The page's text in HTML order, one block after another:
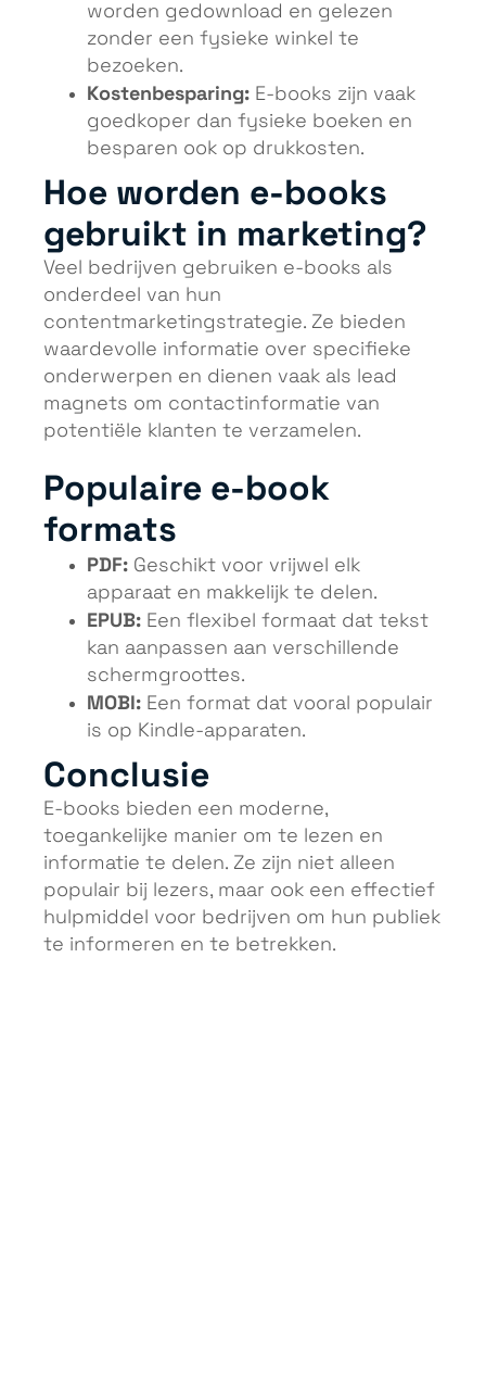
worden gedownload en gelezen
zonder een fysieke winkel te
bezoeken.
Kostenbesparing: E-books zijn vaak
goedkoper dan fysieke boeken en
besparen ook op drukkosten.
Hoe worden e-books
gebruikt in marketing?
Veel bedrijven gebruiken e-books als
onderdeel van hun
contentmarketingstrategie. Ze bieden
waardevolle informatie over specifieke
onderwerpen en dienen vaak als lead
magnets om contactinformatie van
potentiële klanten te verzamelen.
Populaire e-book
formats
PDF: Geschikt voor vrijwel elk
apparaat en makkelijk te delen.
EPUB: Een flexibel formaat dat tekst
kan aanpassen aan verschillende
schermgroottes.
MOBI: Een format dat vooral populair
is op Kindle-apparaten.
Conclusie
E-books bieden een moderne,
toegankelijke manier om te lezen en
informatie te delen. Ze zijn niet alleen
populair bij lezers, maar ook een effectief
hulpmiddel voor bedrijven om hun publiek
te informeren en te betrekken.